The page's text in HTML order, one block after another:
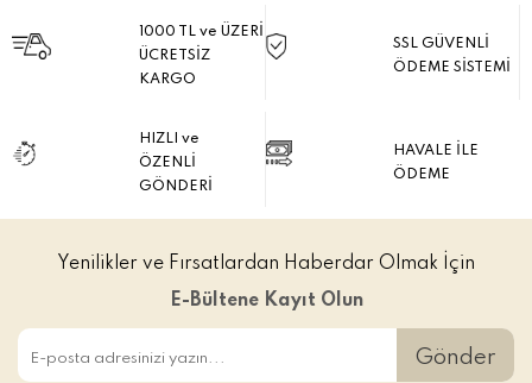
1000 TL ve ÜZERİ
ÜCRETSİZ
KARGO
SSL GÜVENLİ
ÖDEME SİSTEMİ
HIZLI ve
ÖZENLİ
GÖNDERİ
HAVALE İLE
ÖDEME
Yenilikler ve Fırsatlardan Haberdar Olmak İçin
E-Bültene Kayıt Olun
Gönder